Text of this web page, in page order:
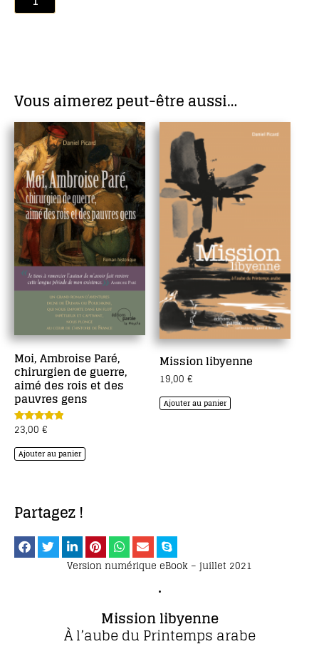
Vous aimerez peut-être aussi…
Moi, Ambroise Paré,
chirurgien de guerre,
aimé des rois et des
pauvres gens
Note
5.00
sur 5
23,00 €
Ajouter au panier
Mission libyenne
19,00 €
Ajouter au panier
Partagez !
Version numérique eBook – juillet 2021
•
Mission libyenne
À l’aube du Printemps arabe